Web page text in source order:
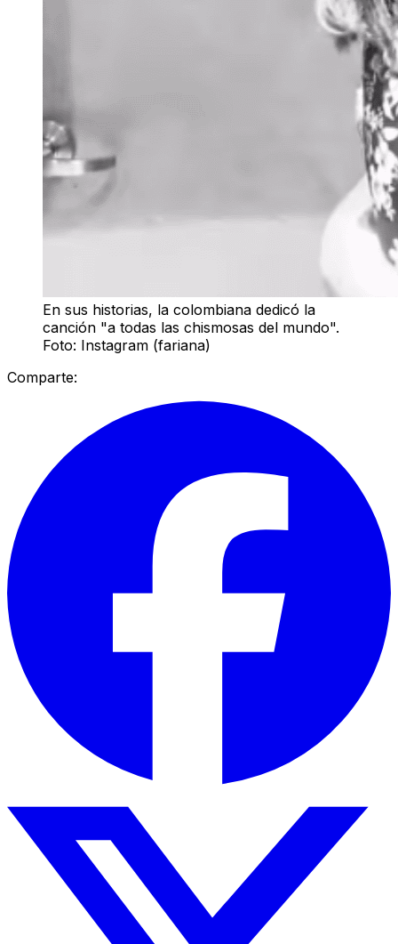
En sus historias, la colombiana dedicó la
canción "a todas las chismosas del mundo".
Foto: Instagram (fariana)
Comparte: